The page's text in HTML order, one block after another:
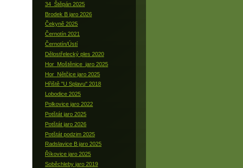
34_Štěpán 2025
Brodek B jaro 2026
Čekyně 2025
Černotín 2021
Černotín/Ústí
Dělostřelecký ples 2020
Hor_Moštěnice_jaro 2025
Hor_Nětčice jaro 2025
Hřiště "U Splavu" 2018
Lobodice 2025
Polkovice jaro 2022
Potštát jaro 2025
Potštát jaro 2026
Potštát podzim 2025
Radslavice B jaro 2025
Říkovice jaro 2025
Soběchleby jaro 2019